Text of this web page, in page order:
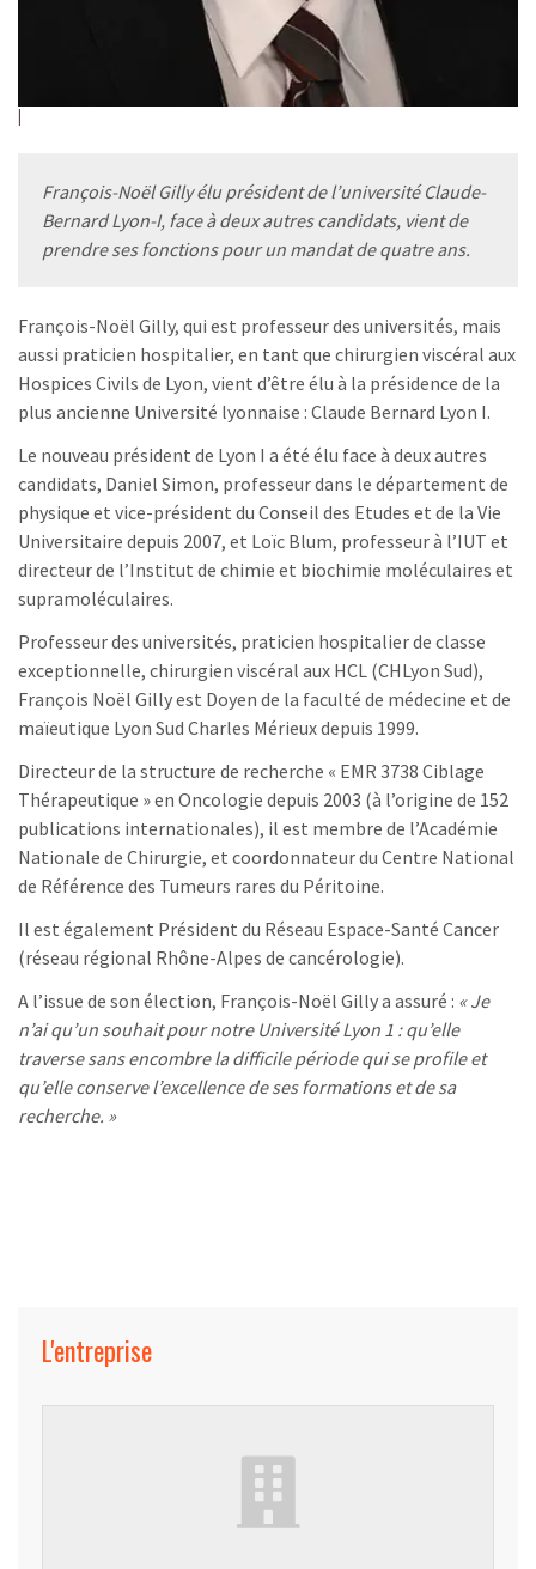
François-Noël Gilly élu président de l’université Claude-
Bernard Lyon-I, face à deux autres candidats, vient de
prendre ses fonctions pour un mandat de quatre ans.
François-Noël Gilly, qui est professeur des universités, mais
aussi praticien hospitalier, en tant que chirurgien viscéral aux
Hospices Civils de Lyon, vient d’être élu à la présidence de la
plus ancienne Université lyonnaise : Claude Bernard Lyon I.
Le nouveau président de Lyon I a été élu face à deux autres
candidats, Daniel Simon, professeur dans le département de
physique et vice-président du Conseil des Etudes et de la Vie
Universitaire depuis 2007, et Loïc Blum, professeur à l’IUT et
directeur de l’Institut de chimie et biochimie moléculaires et
supramoléculaires.
Professeur des universités, praticien hospitalier de classe
exceptionnelle, chirurgien viscéral aux HCL (CHLyon Sud),
François Noël Gilly est Doyen de la faculté de médecine et de
maïeutique Lyon Sud Charles Mérieux depuis 1999.
Directeur de la structure de recherche « EMR 3738 Ciblage
Thérapeutique » en Oncologie depuis 2003 (à l’origine de 152
publications internationales), il est membre de l’Académie
Nationale de Chirurgie, et coordonnateur du Centre National
de Référence des Tumeurs rares du Péritoine.
Il est également Président du Réseau Espace-Santé Cancer
(réseau régional Rhône-Alpes de cancérologie).
A l’issue de son élection, François-Noël Gilly a assuré : « Je
n’ai qu’un souhait pour notre Université Lyon 1 : qu’elle
traverse sans encombre la difficile période qui se profile et
qu’elle conserve l’excellence de ses formations et de sa
recherche. »
L'entreprise